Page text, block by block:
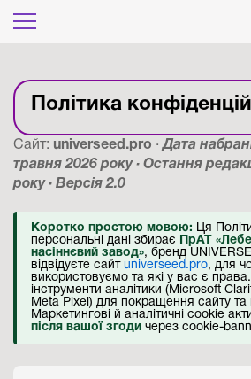
Політика
Сайт: universeed.pro ·Дата
травня 2026 року · Остання
року · Версія 2.0
Коротко простою мовою: Ця
персональні дані збирає
ПрАТ
насіннєвий завод», бренд
відвідуєте сайт universeed.pro, для
використовуємо та які у вас є
інструменти аналітики (Microsoft
Meta Pixel) для покращення сайту та
Маркетингові й аналітичні cookie
після вашої згоди через cookie-